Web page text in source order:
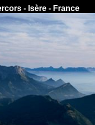
- Isère - France